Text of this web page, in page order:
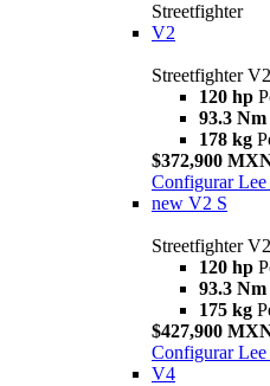
Streetfighter
V2
Streetfighter V2
120 hp
93.3 Nm
178 kg
$372,900
Configurar Lee
new V2 S
Streetfighter
120 hp
93.3 Nm
175 kg
$427,900
Configurar Lee
V4